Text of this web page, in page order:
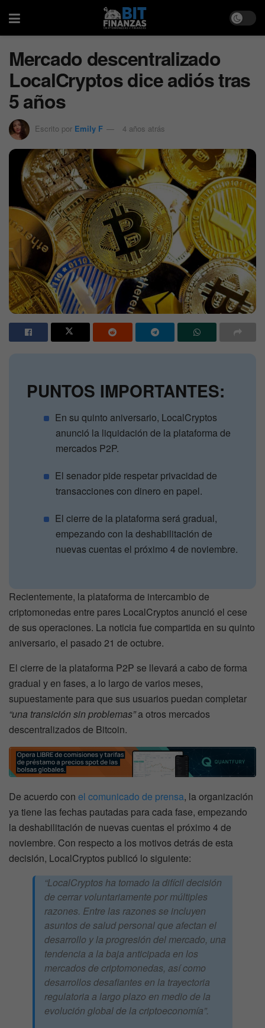
Mercado descentralizado
LocalCryptos dice adiós tras
5 años
Escrito por Emily F 4 años atrás
PUNTOS IMPORTANTES:
En su quinto aniversario, LocalCryptos
anunció la liquidación de la plataforma de
mercados P2P.
El senador pide respetar privacidad de
transacciones con dinero en papel.
El cierre de la plataforma será gradual,
empezando con la deshabilitación de
nuevas cuentas el próximo 4 de noviembre.
Recientemente, la plataforma de intercambio de
criptomonedas entre pares LocalCryptos anunció el cese
de sus operaciones. La noticia fue compartida en su quinto
aniversario, el pasado 21 de octubre.
El cierre de la plataforma P2P se llevará a cabo de forma
gradual y en fases, a lo largo de varios meses,
supuestamente para que sus usuarios puedan completar
“una transición sin problemas”a otros mercados
descentralizados de Bitcoin.
De acuerdo con el comunicado de prensa, la organización
ya tiene las fechas pautadas para cada fase, empezando
la deshabilitación de nuevas cuentas el próximo 4 de
noviembre. Con respecto a los motivos detrás de esta
decisión, LocalCryptos publicó lo siguiente:
“LocalCryptos ha tomado la difícil decisión
de cerrar voluntariamente por múltiples
razones. Entre las razones se incluyen
asuntos de salud personal que afectan el
desarrollo y la progresión del mercado, una
tendencia a la baja anticipada en los
mercados de criptomonedas, así como
desarrollos desafiantes en la trayectoria
regulatoria a largo plazo en medio de la
evolución global de la criptoeconomía”.